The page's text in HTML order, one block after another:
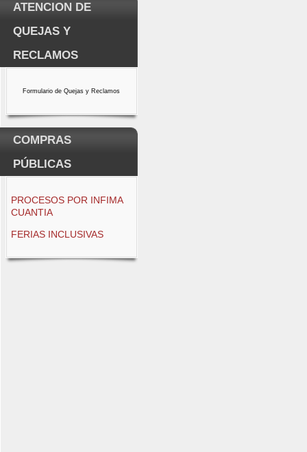
ATENCION DE
QUEJAS Y
RECLAMOS
Formulario de Quejas y Reclamos
COMPRAS
PÚBLICAS
PROCESOS POR INFIMA
CUANTIA
FERIAS INCLUSIVAS